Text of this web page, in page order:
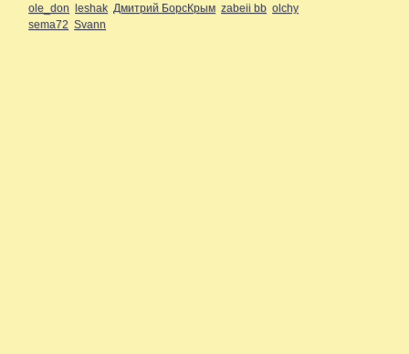
ole_don leshak Дмитрий БорсКрым zabeii bb olchy
sema72 Svann